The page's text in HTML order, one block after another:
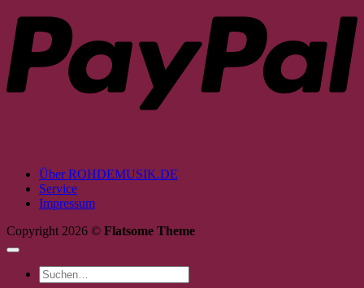
Über ROHDEMUSIK.DE
Service
Impressum
Copyright 2026 © Flatsome Theme
Suchen